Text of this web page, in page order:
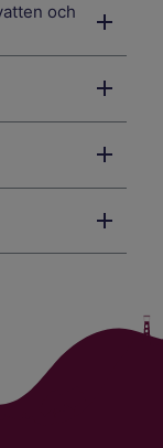
och